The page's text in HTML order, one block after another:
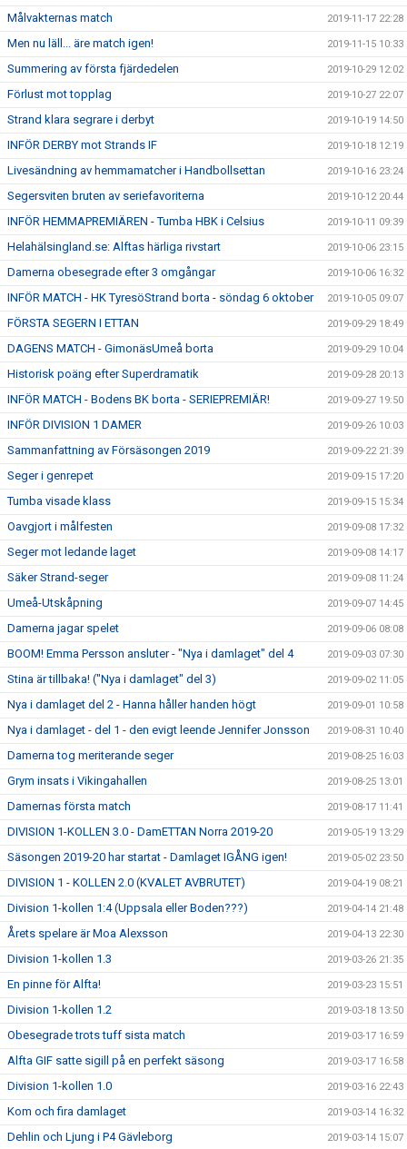
Målvakternas match 2019-11-17 22:28
Men nu läll... äre match igen! 2019-11-15 10:33
Summering av första fjärdedelen 2019-10-29 12:02
Förlust mot topplag 2019-10-27 22:07
Strand klara segrare i derbyt 2019-10-19 14:50
INFÖR DERBY mot Strands IF 2019-10-18 12:19
Livesändning av hemmamatcher i Handbollsettan 2019-10-16 23:24
Segersviten bruten av seriefavoriterna 2019-10-12 20:44
INFÖR HEMMAPREMIÄREN - Tumba HBK i Celsius 2019-10-11 09:39
Helahälsingland.se: Alftas härliga rivstart 2019-10-06 23:15
Damerna obesegrade efter 3 omgångar 2019-10-06 16:32
INFÖR MATCH - HK TyresöStrand borta - söndag 6 oktober 2019-10-05 09:07
FÖRSTA SEGERN I ETTAN 2019-09-29 18:49
DAGENS MATCH - GimonäsUmeå borta 2019-09-29 10:04
Historisk poäng efter Superdramatik 2019-09-28 20:13
INFÖR MATCH - Bodens BK borta - SERIEPREMIÄR! 2019-09-27 19:50
INFÖR DIVISION 1 DAMER 2019-09-26 10:03
Sammanfattning av Försäsongen 2019 2019-09-22 21:39
Seger i genrepet 2019-09-15 17:20
Tumba visade klass 2019-09-15 15:34
Oavgjort i målfesten 2019-09-08 17:32
Seger mot ledande laget 2019-09-08 14:17
Säker Strand-seger 2019-09-08 11:24
Umeå-Utskåpning 2019-09-07 14:45
Damerna jagar spelet 2019-09-06 08:08
BOOM! Emma Persson ansluter - "Nya i damlaget" del 4 2019-09-03 07:30
Stina är tillbaka! ("Nya i damlaget" del 3) 2019-09-02 11:05
Nya i damlaget del 2 - Hanna håller handen högt 2019-09-01 10:58
Nya i damlaget - del 1 - den evigt leende Jennifer Jonsson 2019-08-31 10:40
Damerna tog meriterande seger 2019-08-25 16:03
Grym insats i Vikingahallen 2019-08-25 13:01
Damernas första match 2019-08-17 11:41
DIVISION 1-KOLLEN 3.0 - DamETTAN Norra 2019-20 2019-05-19 13:29
Säsongen 2019-20 har startat - Damlaget IGÅNG igen! 2019-05-02 23:50
DIVISION 1 - KOLLEN 2.0 (KVALET AVBRUTET) 2019-04-19 08:21
Division 1-kollen 1:4 (Uppsala eller Boden???) 2019-04-14 21:48
Årets spelare är Moa Alexsson 2019-04-13 22:30
Division 1-kollen 1.3 2019-03-26 21:35
En pinne för Alfta! 2019-03-23 15:51
Division 1-kollen 1.2 2019-03-18 13:50
Obesegrade trots tuff sista match 2019-03-17 16:59
Alfta GIF satte sigill på en perfekt säsong 2019-03-17 16:58
Division 1-kollen 1.0 2019-03-16 22:43
Kom och fira damlaget 2019-03-14 16:32
Dehlin och Ljung i P4 Gävleborg 2019-03-14 15:07